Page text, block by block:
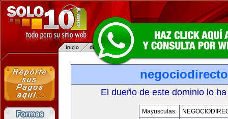
El dueño de este dominio lo
Mayusculas: